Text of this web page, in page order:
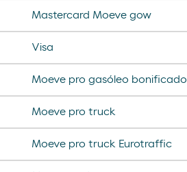
Mastercard Moeve gow
Visa
Moeve pro gasóleo bonificado
Moeve pro truck
Moeve pro truck Eurotraffic